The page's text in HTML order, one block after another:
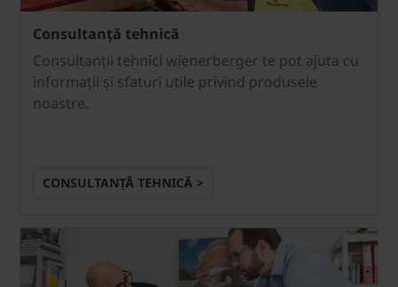
Consultanță tehnică
Consultanții tehnici wienerberger te pot ajuta cu
informații și sfaturi utile privind produsele
noastre.
CONSULTANȚĂ TEHNICĂ >